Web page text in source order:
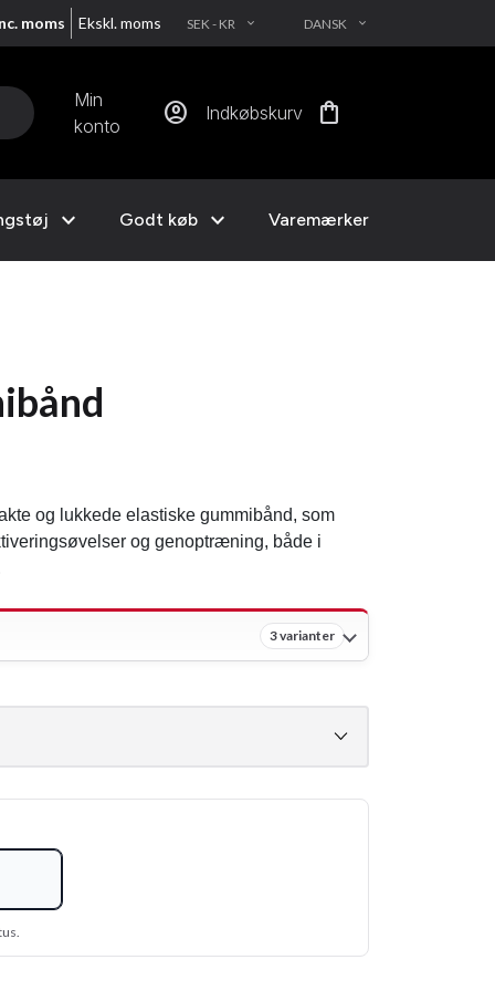
moms Ekskl. moms SEK - KR EXPAND_MORE DANSK EXPAND_MORE
Min
konto
account_circle Indkøbskurv shopping_bag
expand_more Godt køb expand_more Varemærker
og lukkede elastiske gummibånd, som
og genoptræning, både i
3 varianter